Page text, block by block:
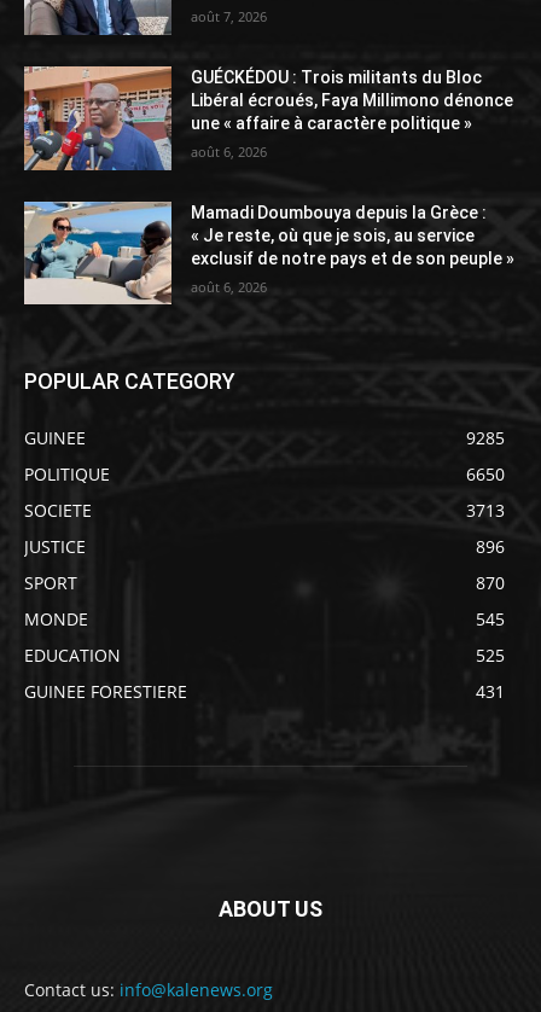
août 7, 2026
GUÉCKÉDOU : Trois militants du Bloc
Libéral écroués, Faya Millimono dénonce
une « affaire à caractère politique »
août 6, 2026
Mamadi Doumbouya depuis la Grèce :
« Je reste, où que je sois, au service
exclusif de notre pays et de son peuple »
août 6, 2026
POPULAR CATEGORY
GUINEE
9285
POLITIQUE
6650
SOCIETE
3713
JUSTICE
896
SPORT
870
MONDE
545
EDUCATION
525
GUINEE FORESTIERE
431
ABOUT US
Contact us: info@kalenews.org